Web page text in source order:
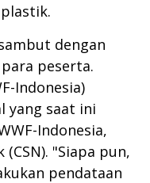
dengan
peserta.
Indonesia)
yang saat ini
Indonesia,
"Siapa pun,
pendataan